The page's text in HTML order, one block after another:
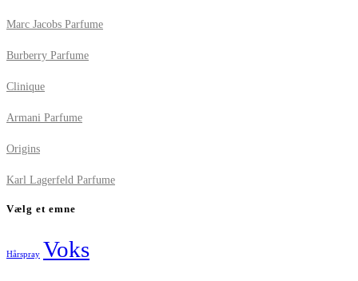
Marc Jacobs Parfume
Burberry Parfume
Clinique
Armani Parfume
Origins
Karl Lagerfeld Parfume
Vælg et emne
Hårspray Voks